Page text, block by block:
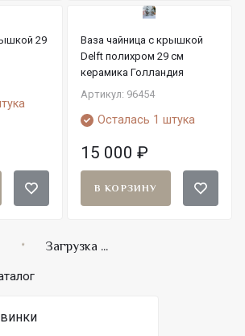
29
Ваза чайница с крышкой
Delft полихром 29 см
керамика Голландия
Артикул: 96454
Осталась 1 штука
15 000 ₽
В КОРЗИНУ
Загрузка ...